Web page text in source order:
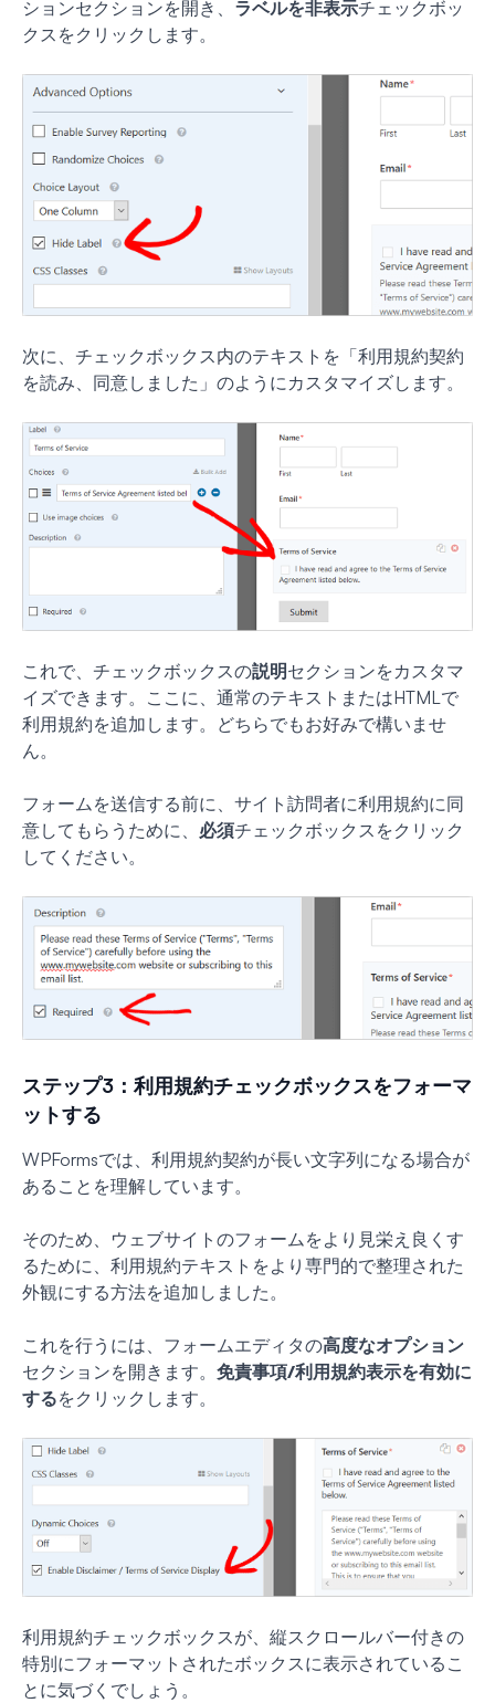
ションセクションを開き、 ラベルを非表示チェックボッ
クスをクリックします。
次に、チェックボックス内のテキストを「利用規約契約
を読み、同意しました」のようにカスタマイズします。
これで、チェックボックスの説明セクションをカスタマ
イズできます。ここに、通常のテキストまたはHTMLで
利用規約を追加します。どちらでもお好みで構いませ
ん。
フォームを送信する前に、サイト訪問者に利用規約に同
意してもらうために、 必須チェックボックスをクリック
してください。
ステップ3：利用規約チェックボックスをフォーマ
ットする
WPFormsでは、利用規約契約が長い文字列になる場合が
あることを理解しています。
そのため、ウェブサイトのフォームをより見栄え良くす
るために、利用規約テキストをより専門的で整理された
外観にする方法を追加しました。
これを行うには、フォームエディタの高度なオプション
セクションを開きます。 免責事項/利用規約表示を有効に
するをクリックします。
利用規約チェックボックスが、縦スクロールバー付きの
特別にフォーマットされたボックスに表示されているこ
とに気づくでしょう。